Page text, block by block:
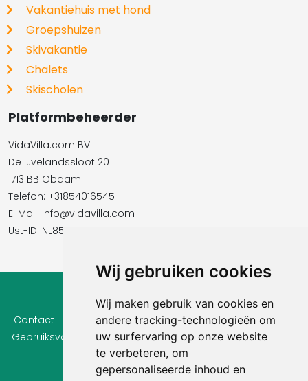
Wij gebruiken cookies
Wij maken gebruik van cookies en
andere tracking-technologieën om
uw surfervaring op onze website
te verbeteren, om
gepersonaliseerde inhoud en
Vakantiehuis met hond
Groepshuizen
Skivakantie
Chalets
Skischolen
Platformbeheerder
VidaVilla.com BV
De IJvelandssloot 20
1713 BB Obdam
Telefon: +31854016545
E-Mail:​​​​ info@vidavilla.com
Ust-ID: NL855781919B01
© 2026 Ferienhaus-Tirol.eu
Contact Privacy|Cookie instellingen|Herroepingsrecht
Gebruiksvoorwaarden|Imprint |Informatie Beoordelingen